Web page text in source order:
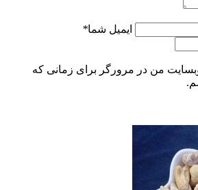
ایمیل شما*
وبسایت من در مرورگر برای زمانی که